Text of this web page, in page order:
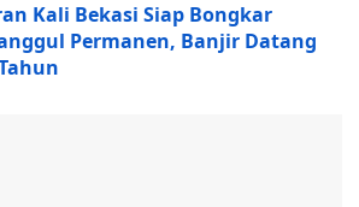
Kali Bekasi Siap Bongkar
Permanen, Banjir Datang